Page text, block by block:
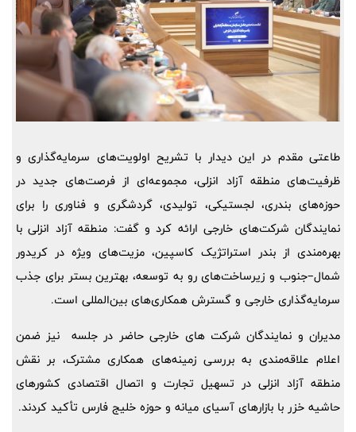
طاعتی مقدم در این دیدار با تشریح اولویت‌های سرمایه‌گذاری و
ظرفیت‌های منطقه آزاد انزلی، مجموعه‌ای از فرصت‌های جدید در
حوزه‌های بندری، لجستیکی، تولیدی، گردشگری و فناوری را برای
نمایندگان شرکت‌های خارجی ارائه کرد و گفت: منطقه آزاد انزلی با
بهره‌مندی از بندر استراتژیک کاسپین، مزیت‌های ویژه در کریدور
شمال–جنوب و زیرساخت‌های رو به توسعه، بهترین بستر برای جذب
سرمایه‌گذاری خارجی و گسترش همکاری‌های بین‌المللی است.
مدیران و نمایندگان شرکت های خارجی حاضر در جلسه نیز ضمن
اعلام علاقه‌مندی به بررسی زمینه‌های همکاری مشترک، بر نقش
منطقه آزاد انزلی در تسهیل تجارت و اتصال اقتصادی کشورهای
حاشیه خزر با بازارهای آسیای میانه و حوزه خلیج فارس تأکید کردند.